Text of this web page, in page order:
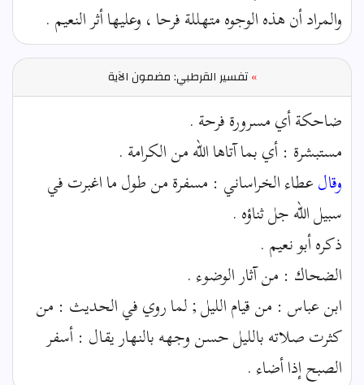
والمراد أن هذه الوجوه متهللة فرحا ، وعليها أثر النعيم .
» تفسير القرطبي: مضمون الآية
ضاحكة أي مسرورة فرحة .
مستبشرة : أي بما آتاها الله من الكرامة .
وقالعطاء الخراساني : مسفرة من طول ما اغبرت في
سبيل الله جل ثناؤه .
ذكره أبو نعيم .
الضحاك : من آثار الوضوء .
ابن عباس : من قيام الليل ; لما روي في الحديث : من
كثرت صلاته بالليل حسن وجهه بالنهار يقال : أسفر
الصبح إذا أضاء .